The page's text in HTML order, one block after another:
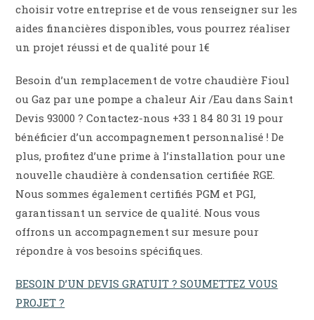
choisir votre entreprise et de vous renseigner sur les
aides financières disponibles, vous pourrez réaliser
un projet réussi et de qualité pour 1€
Besoin d’un remplacement de votre chaudière Fioul
ou Gaz par une pompe a chaleur Air /Eau dans Saint
Devis 93000 ? Contactez-nous +33 1 84 80 31 19 pour
bénéficier d’un accompagnement personnalisé ! De
plus, profitez d’une prime à l’installation pour une
nouvelle chaudière à condensation certifiée RGE.
Nous sommes également certifiés PGM et PGI,
garantissant un service de qualité. Nous vous
offrons un accompagnement sur mesure pour
répondre à vos besoins spécifiques.
BESOIN D’UN DEVIS GRATUIT ? SOUMETTEZ VOUS
PROJET ?